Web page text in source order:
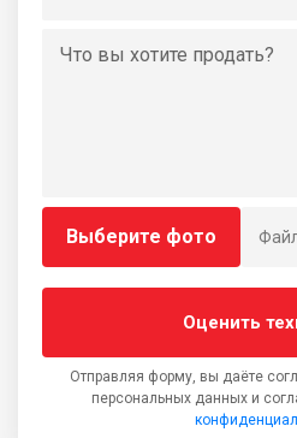
Выберите фото
Оценить
Отправляя форму, вы даёте
персональных данных и